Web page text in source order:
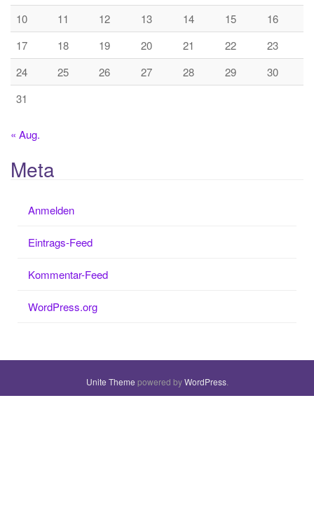
10
11 12 13 14 15
16
17
18 19 20 21 22
23
24
25 26 27 28 29
30
31
« Aug.
Meta
Anmelden
Eintrags-Feed
Kommentar-Feed
WordPress.org
Unite Theme powered byWordPress.